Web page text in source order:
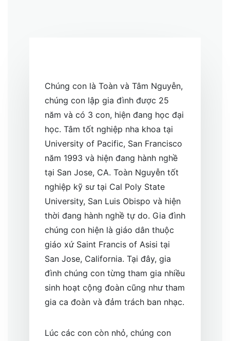
Chúng con là Toàn và Tâm Nguyễn,
chúng con lập gia đình được 25
năm và có 3 con, hiện đang học đại
học. Tâm tốt nghiệp nha khoa tại
University of Pacific, San Francisco
năm 1993 và hiện đang hành nghề
tại San Jose, CA. Toàn Nguyễn tốt
nghiệp kỹ sư tại Cal Poly State
University, San Luis Obispo và hiện
thời đang hành nghề tự do. Gia đình
chúng con hiện là giáo dân thuộc
giáo xứ Saint Francis of Asisi tại
San Jose, California. Tại đây, gia
đình chúng con từng tham gia nhiều
sinh hoạt cộng đoàn cũng như tham
gia ca đoàn và đảm trách ban nhạc.
Lúc các con còn nhỏ, chúng con